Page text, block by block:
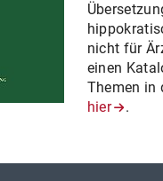
nicht für
einen
Themen in
hier
.